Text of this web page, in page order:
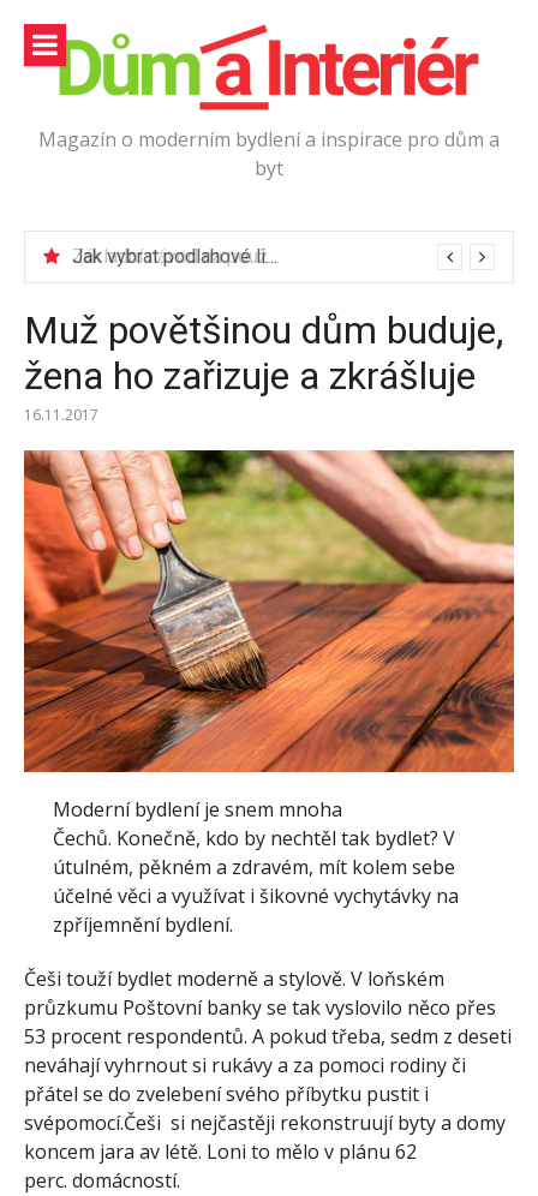
obsah
Magazín o moderním bydlení a inspirace pro dům a
byt
Jak vybrat podlahové lišty?
Muž povětšinou dům buduje,
žena ho zařizuje a zkrášluje
16.11.2017
Moderní bydlení je snem mnoha
Čechů. Konečně, kdo by nechtěl tak bydlet? V
útulném, pěkném a zdravém, mít kolem sebe
účelné věci a využívat i šikovné vychytávky na
zpříjemnění bydlení.
Češi touží bydlet moderně a stylově. V loňském
průzkumu Poštovní banky se tak vyslovilo něco přes
53 procent respondentů. A pokud třeba, sedm z deseti
neváhají vyhrnout si rukávy a za pomoci rodiny či
přátel se do zvelebení svého příbytku pustit i
svépomocí.Češi si nejčastěji rekonstruují byty a domy
koncem jara av létě. Loni to mělo v plánu 62
perc. domácností.